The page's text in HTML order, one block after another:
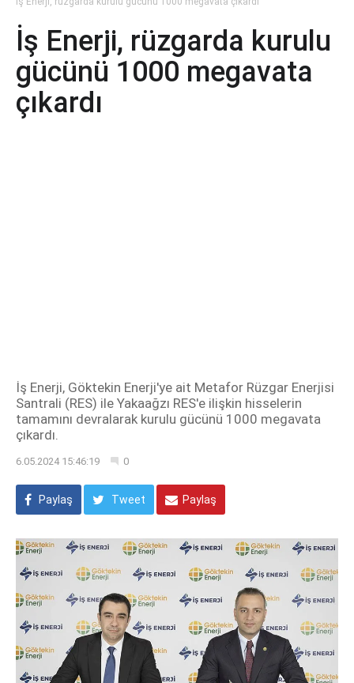
İş Enerji, rüzgarda kurulu
gücünü 1000 megavata
çıkardı
İş Enerji, Göktekin Enerji'ye ait Metafor Rüzgar Enerjisi
Santrali (RES) ile Yakaağzı RES'e ilişkin hisselerin
tamamını devralarak kurulu gücünü 1000 megavata
çıkardı.
6.05.2024 15:46:19 0
Paylaş Tweet Paylaş